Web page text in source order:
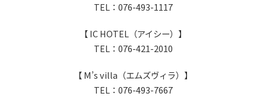
TEL：076-493-1117
【 IC HOTEL（アイシー）】
TEL：076-421-2010
【 M’s villa（エムズヴィラ）】
TEL：076-493-7667